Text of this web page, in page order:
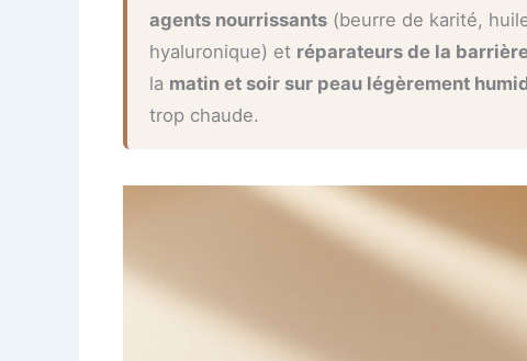
agents nourrissants (beurre de karité,
hyaluronique) et réparateurs de la
la matin et soir sur peau légèrement
trop chaude.